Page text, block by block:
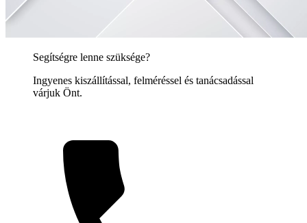
Segítségre lenne szüksége?
Ingyenes kiszállítással, felméréssel és tanácsadással
várjuk Önt.